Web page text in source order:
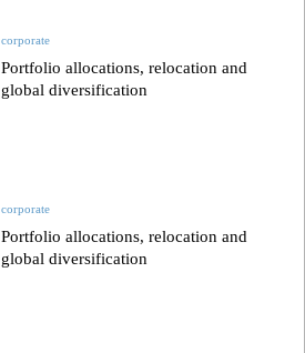
corporate
Portfolio allocations, relocation and
global diversification
corporate
Portfolio allocations, relocation and
global diversification